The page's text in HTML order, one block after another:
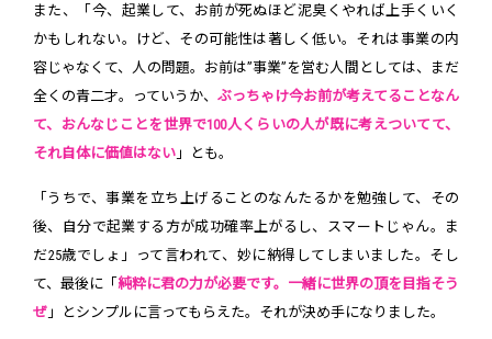
また、「今、起業して、お前が死ぬほど泥臭くやれば上手くいく
かもしれない。けど、その可能性は著しく低い。それは事業の内
容じゃなくて、人の問題。お前は”事業”を営む人間としては、まだ
全くの青二才。っていうか、 ぶっちゃけ今お前が考えてることなん
て、おんなじことを世界で100人くらいの人が既に考えついてて、
それ自体に価値はない 」とも。
「うちで、事業を立ち上げることのなんたるかを勉強して、その
後、自分で起業する方が成功確率上がるし、スマートじゃん。ま
だ25歳でしょ」って言われて、妙に納得してしまいました。そし
て、最後に「 純粋に君の力が必要です。一緒に世界の頂を目指そう
ぜ 」とシンプルに言ってもらえた。それが決め手になりました。